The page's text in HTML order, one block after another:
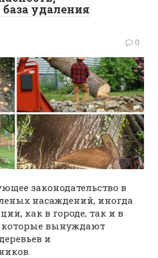
удаления
0
законодательство в
насаждений, иногда
как в городе, так и в
которые вынуждают
и